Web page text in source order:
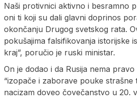
Naši protivnici aktivno i besramno
oni ti koji su dali glavni doprinos
okončanju Drugog svetskog rata.
pokušajima falsifikovanja istorijske
kraj”, poručio je ruski ministar.
On je dodao i da Rusija nema
“izopače i zaborave pouke strašne
nacizam doveo čovečanstvo u 20.